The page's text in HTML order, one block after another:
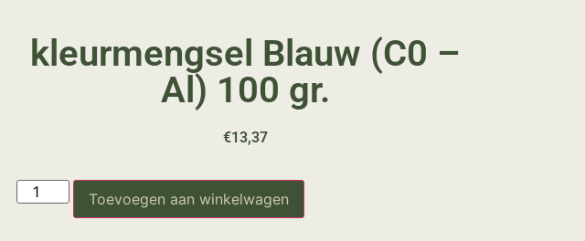
kleurmengsel Blauw (C0 –
Al) 100 gr.
€13,37
Toevoegen aan winkelwagen